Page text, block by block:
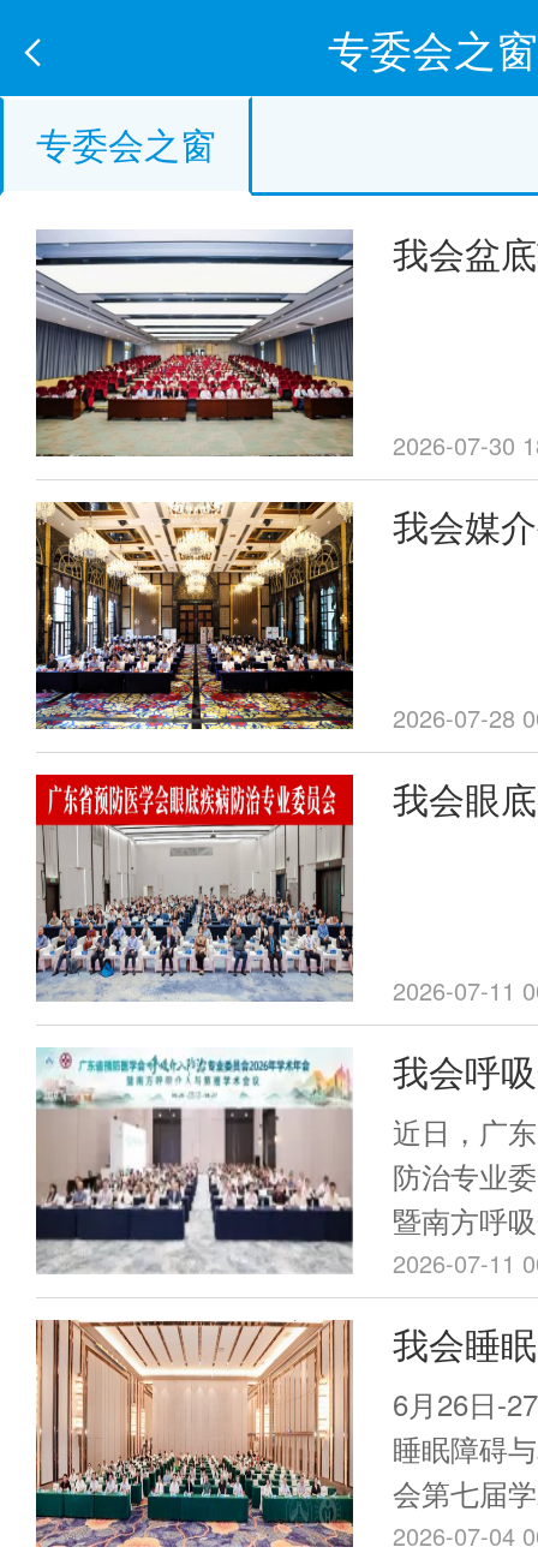
专委会之窗
专委会之窗
我会盆
2026-07-30
我会媒
2026-07-28
我会眼
2026-07-11
我会呼
2026年
吸介入
州召开
近日，广
防治专业
暨南方呼
广州举行
呼吸介入
治相关领
员代表，
告、病例
集规范化
的高水平
2026-07-11
我会睡
治专业
会成功
6月26日-
睡眠障碍
会第七届
开。本届
2026-07-04